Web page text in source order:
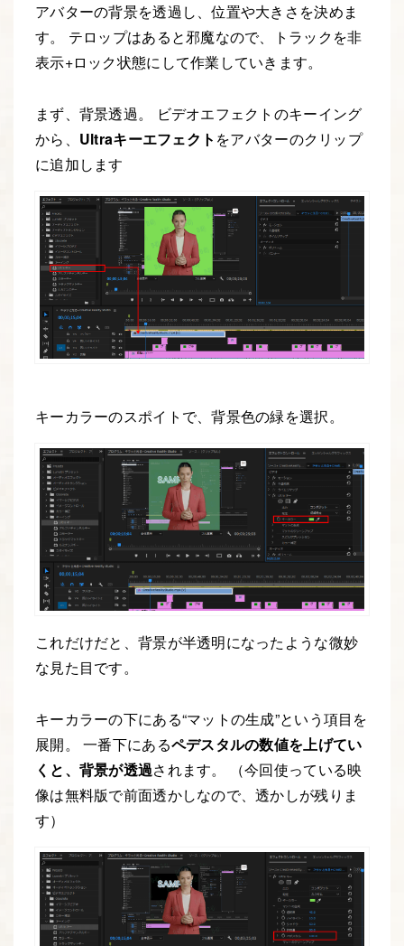
アバターの背景を透過し、位置や大きさを決めま
す。 テロップはあると邪魔なので、トラックを非
表示+ロック状態にして作業していきます。
まず、背景透過。 ビデオエフェクトのキーイング
から、 Ultraキーエフェクト をアバターのクリップ
に追加します
キーカラーのスポイトで、背景色の緑を選択。
これだけだと、背景が半透明になったような微妙
な見た目です。
キーカラーの下にある“マットの生成”という項目を
展開。 一番下にあるペデスタルの数値を上げてい
くと、背景が透過されます。 （今回使っている映
像は無料版で前面透かしなので、透かしが残りま
す）